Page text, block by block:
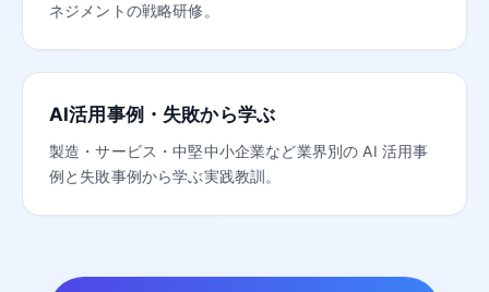
ネジメントの戦略研修。
AI活用事例・失敗から学ぶ
製造・サービス・中堅中小企業など業界別の AI 活用事
例と失敗事例から学ぶ実践教訓。